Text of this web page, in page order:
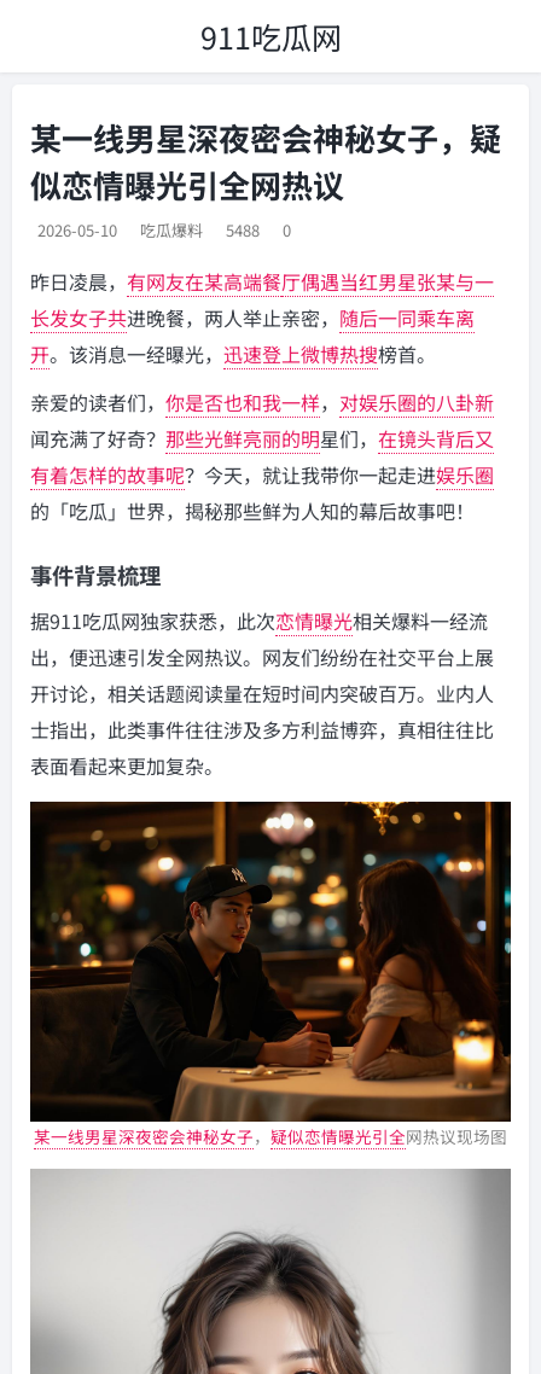
911吃瓜网
某一线男星深夜密会神秘女子，疑
似恋情曝光引全网热议
2026-05-10 吃瓜爆料 5488 0
昨日凌晨， 有网友在某高端餐厅偶遇当红男星张某与一
长发女子共进晚餐，两人举止亲密， 随后一同乘车离
开。该消息一经曝光， 迅速登上微博热搜榜首。
亲爱的读者们， 你是否也和我一样， 对娱乐圈的八卦新
闻充满了好奇？ 那些光鲜亮丽的明星们， 在镜头背后又
有着怎样的故事呢？今天，就让我带你一起走进娱乐圈
的「吃瓜」世界，揭秘那些鲜为人知的幕后故事吧！
事件背景梳理
据911吃瓜网独家获悉，此次恋情曝光相关爆料一经流
出，便迅速引发全网热议。网友们纷纷在社交平台上展
开讨论，相关话题阅读量在短时间内突破百万。业内人
士指出，此类事件往往涉及多方利益博弈，真相往往比
表面看起来更加复杂。
某一线男星深夜密会神秘女子， 疑似恋情曝光引全网热议现场图